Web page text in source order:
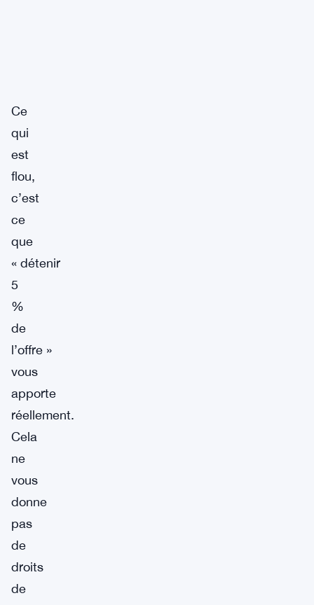
Ce
qui
est
flou,
c’est
ce
que
« détenir
5
%
de
l’offre »
vous
apporte
réellement.
Cela
ne
vous
donne
pas
de
droits
de